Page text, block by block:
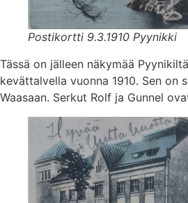
Postikortti 9.3.1910 Pyynikki
Tässä on jälleen näkymää
kevättalvella vuonna 1910. Sen on
Waasaan. Serkut Rolf ja Gunnel